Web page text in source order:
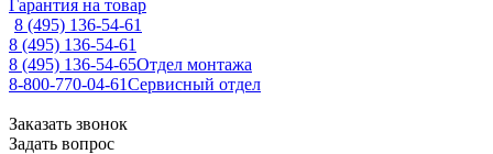
Гарантия на товар
8 (495) 136-54-61
8 (495) 136-54-61
8 (495) 136-54-65Отдел монтажа
8-800-770-04-61Сервисный отдел
Заказать звонок
Задать вопрос